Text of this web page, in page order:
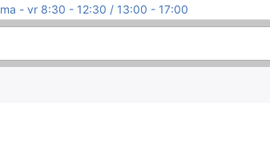
ma - vr 8:30 - 12:30 / 13:00 - 17:00